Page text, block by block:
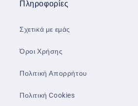
Πληροφορίες
Σχετικά με εμάς
Όροι Χρήσης
Πολιτική Απορρήτου
Πολιτική Cookies